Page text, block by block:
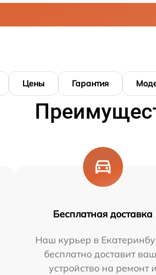
Цены Гарантия
Бесплатная доставка
Наш курьер в
бесплатно доставит
устройство на ремонт и